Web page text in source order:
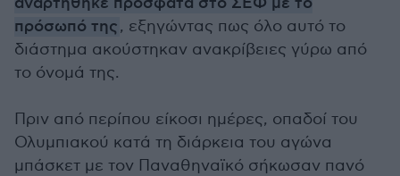
πρόσωπό της, εξηγώντας πως όλο αυτό το
διάστημα ακούστηκαν ανακρίβειες γύρω από
το όνομά της.
Πριν από περίπου είκοσι ημέρες, οπαδοί του
Ολυμπιακού κατά τη διάρκεια του αγώνα
μπάσκετ με τον Παναθηναϊκό σήκωσαν πανό